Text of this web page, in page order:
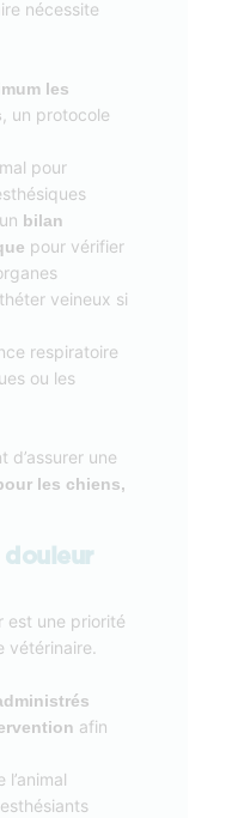
nécessite
les
, un protocole
pour
bilan
pour vérifier
veineux si
respiratoire
ou les
d’assurer une
les chiens,
douleur
est une priorité
vétérinaire.
afin